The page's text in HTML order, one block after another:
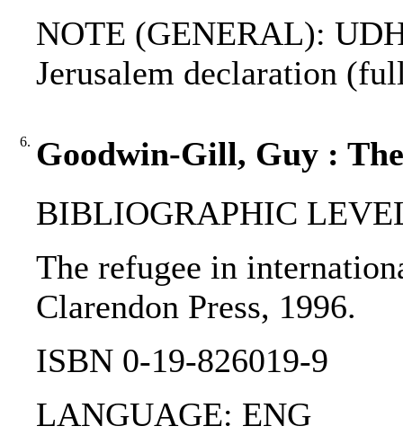
NOTE (GENERAL):
Jerusalem declaration
6. Goodwin-Gill, Guy :
BIBLIOGRAPHIC
The refugee in
Clarendon Press, 1996.
ISBN 0-19-826019-9
LANGUAGE: ENG